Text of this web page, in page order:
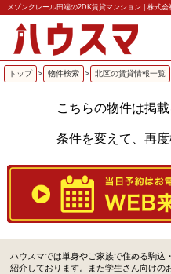
メゾンクレール田端の2DK賃貸マンション | 株式会
トップ > 物件検索 > 北区の賃貸情報一覧
こちらの物件は掲
条件を変えて、再度
ハウスマでは単身やご家族で住める駒込
紹介しております。また学生さん向けの